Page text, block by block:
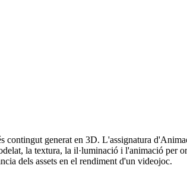
generat en 3D. L'assignatura
la textura, la il·luminació i l'animació per
dels assets en el rendiment d'un videojoc.